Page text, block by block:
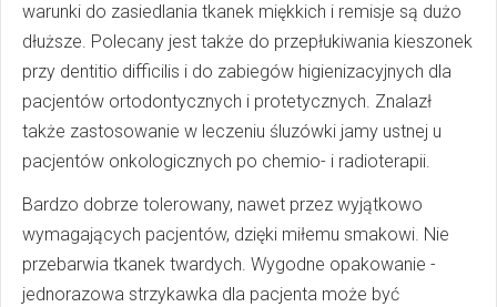
warunki do zasiedlania tkanek miękkich i remisje są dużo
dłuższe. Polecany jest także do przepłukiwania kieszonek
przy dentitio difficilis i do zabiegów higienizacyjnych dla
pacjentów ortodontycznych i protetycznych. Znalazł
także zastosowanie w leczeniu śluzówki jamy ustnej u
pacjentów onkologicznych po chemio- i radioterapii.
Bardzo dobrze tolerowany, nawet przez wyjątkowo
wymagających pacjentów, dzięki miłemu smakowi. Nie
przebarwia tkanek twardych. Wygodne opakowanie -
jednorazowa strzykawka dla pacjenta może być